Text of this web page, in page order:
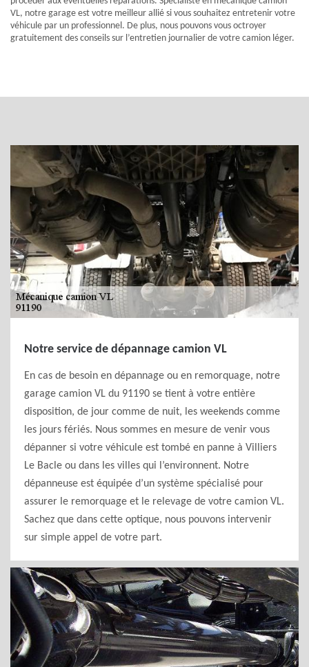
VL, notre garage est votre meilleur allié si vous souhaitez entretenir votre
véhicule par un professionnel. De plus, nous pouvons vous octroyer
gratuitement des conseils sur l’entretien journalier de votre camion léger.
Notre service de dépannage camion VL
En cas de besoin en dépannage ou en remorquage, notre
garage camion VL du 91190 se tient à votre entière
disposition, de jour comme de nuit, les weekends comme
les jours fériés. Nous sommes en mesure de venir vous
dépanner si votre véhicule est tombé en panne à Villiers
Le Bacle ou dans les villes qui l’environnent. Notre
dépanneuse est équipée d’un système spécialisé pour
assurer le remorquage et le relevage de votre camion VL.
Sachez que dans cette optique, nous pouvons intervenir
sur simple appel de votre part.